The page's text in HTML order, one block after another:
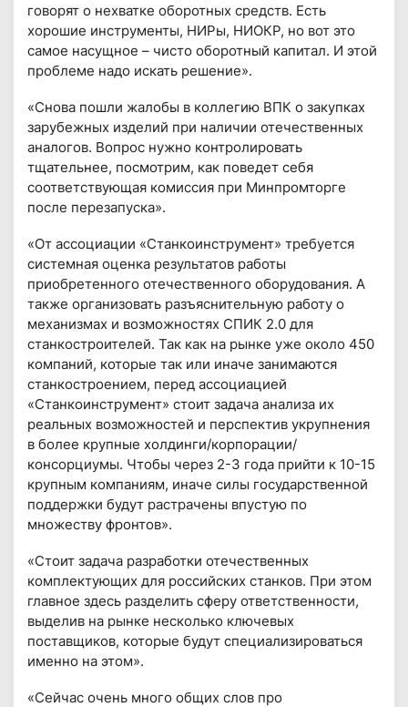
говорят о нехватке оборотных средств. Есть
хорошие инструменты, НИРы, НИОКР, но вот это
самое насущное – чисто оборотный капитал. И этой
проблеме надо искать решение».
«Снова пошли жалобы в коллегию ВПК о закупках
зарубежных изделий при наличии отечественных
аналогов. Вопрос нужно контролировать
тщательнее, посмотрим, как поведет себя
соответствующая комиссия при Минпромторге
после перезапуска».
«От ассоциации «Станкоинструмент» требуется
системная оценка результатов работы
приобретенного отечественного оборудования. А
также организовать разъяснительную работу о
механизмах и возможностях СПИК 2.0 для
станкостроителей. Так как на рынке уже около 450
компаний, которые так или иначе занимаются
станкостроением, перед ассоциацией
«Станкоинструмент» стоит задача анализа их
реальных возможностей и перспектив укрупнения
в более крупные холдинги/корпорации/
консорциумы. Чтобы через 2-3 года прийти к 10-15
крупным компаниям, иначе силы государственной
поддержки будут растрачены впустую по
множеству фронтов».
«Стоит задача разработки отечественных
комплектующих для российских станков. При этом
главное здесь разделить сферу ответственности,
выделив на рынке несколько ключевых
поставщиков, которые будут специализироваться
именно на этом».
«Сейчас очень много общих слов про